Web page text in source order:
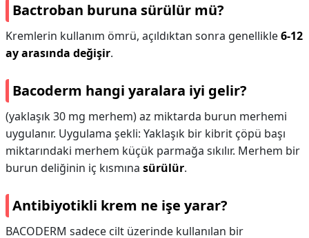
Bactroban buruna sürülür mü?
Kremlerin kullanım ömrü, açıldıktan sonra genellikle6-12
ay arasında değişir.
Bacoderm hangi yaralara iyi gelir?
(yaklaşık 30 mg merhem) az miktarda burun merhemi
uygulanır. Uygulama şekli: Yaklaşık bir kibrit çöpü başı
miktarındaki merhem küçük parmağa sıkılır. Merhem bir
burun deliğinin iç kısmına sürülür.
Antibiyotikli krem ne işe yarar?
BACODERM sadece cilt üzerinde kullanılan bir